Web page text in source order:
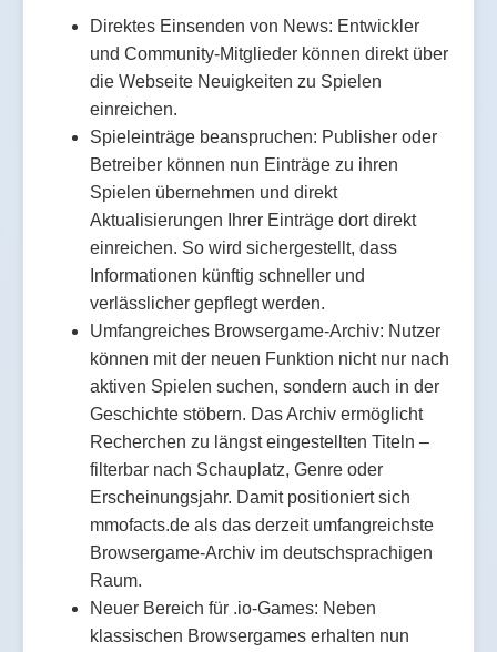
Direktes Einsenden von News: Entwickler
und Community-Mitglieder können direkt über
die Webseite Neuigkeiten zu Spielen
einreichen.
Spieleinträge beanspruchen: Publisher oder
Betreiber können nun Einträge zu ihren
Spielen übernehmen und direkt
Aktualisierungen Ihrer Einträge dort direkt
einreichen. So wird sichergestellt, dass
Informationen künftig schneller und
verlässlicher gepflegt werden.
Umfangreiches Browsergame-Archiv: Nutzer
können mit der neuen Funktion nicht nur nach
aktiven Spielen suchen, sondern auch in der
Geschichte stöbern. Das Archiv ermöglicht
Recherchen zu längst eingestellten Titeln –
filterbar nach Schauplatz, Genre oder
Erscheinungsjahr. Damit positioniert sich
mmofacts.de als das derzeit umfangreichste
Browsergame-Archiv im deutschsprachigen
Raum.
Neuer Bereich für .io-Games: Neben
klassischen Browsergames erhalten nun